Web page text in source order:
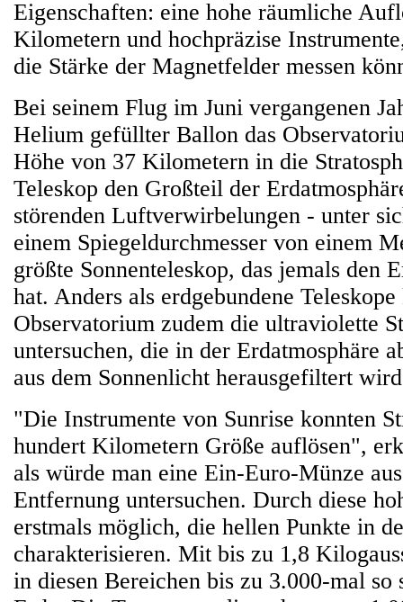
Eigenschaften: eine hohe räumliche
Kilometern und hochpräzise
die Stärke der Magnetfelder messen
Bei seinem Flug im Juni vergangenen
Helium gefüllter Ballon das
Höhe von 37 Kilometern in die
Teleskop den Großteil der
störenden Luftverwirbelungen - unter
einem Spiegeldurchmesser von einem
größte Sonnenteleskop, das jemals den
hat. Anders als erdgebundene Teleskope
Observatorium zudem die ultraviolette
untersuchen, die in der Erdatmosphäre
aus dem Sonnenlicht herausgefiltert
"Die Instrumente von Sunrise konnten
hundert Kilometern Größe auflösen",
als würde man eine Ein-Euro-Münze
Entfernung untersuchen. Durch diese
erstmals möglich, die hellen Punkte in
charakterisieren. Mit bis zu 1,8
in diesen Bereichen bis zu 3.000-mal so